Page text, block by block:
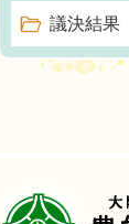
議決結果